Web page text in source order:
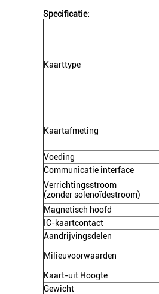
Specificatie:
Kaarttype
Kaartafmeting
Voeding
Communicatie interface
Verrichtingsstroom
(zonder solenoïdestroom)
Magnetisch hoofd
IC-kaartcontact
Aandrijvingsdelen
Milieuvoorwaarden
Kaart-uit Hoogte
Gewicht